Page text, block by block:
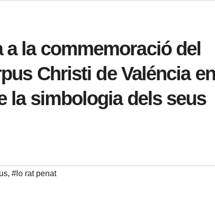
la commemoració del
Christi de Valéncia en
la simbologia dels seus
, #lo rat penat